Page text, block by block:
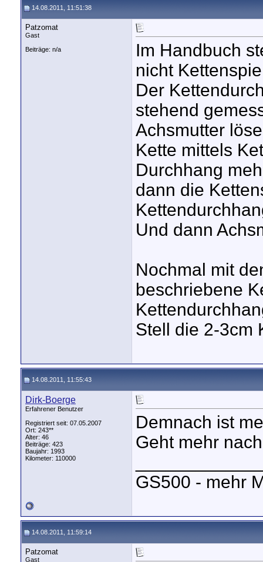
14.08.2011, 11:51:38
Patzomat
Gast
Beiträge: n/a
Im Handbuch
nicht
Der
stehend
Achsmutter
Kette mittels
Durchhang
dann die
Und dann
Nochmal mit
beschriebene
Stell die 2-3cm
14.08.2011, 11:55:43
Dirk-Boerge
Erfahrener Benutzer
Registriert seit: 07.05.2007
Ort: 243**
Alter: 46
Beiträge: 423
Baujahr: 1993
Kilometer: 110000
Demnach ist
Geht mehr
GS500 - mehr
14.08.2011, 11:59:14
Patzomat
Gast